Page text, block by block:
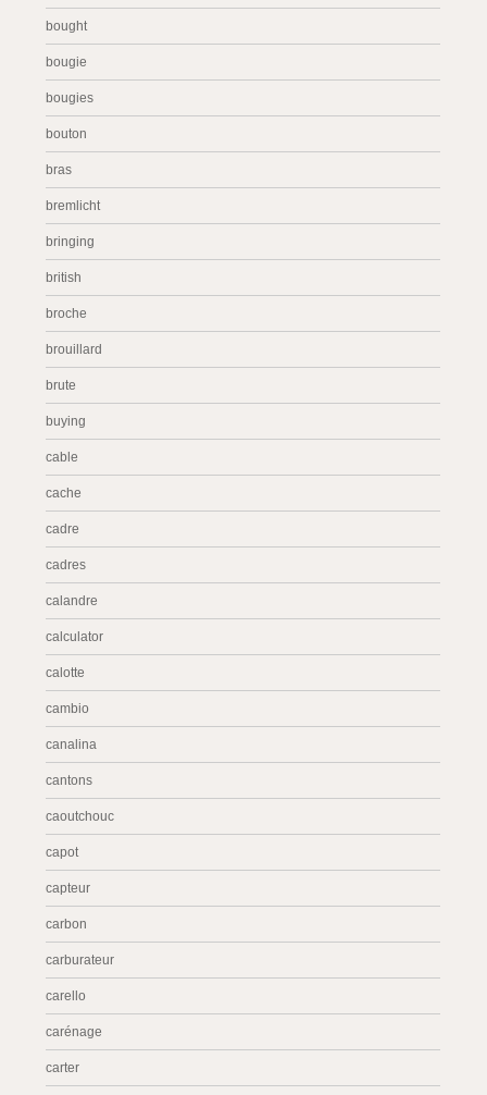
bought
bougie
bougies
bouton
bras
bremlicht
bringing
british
broche
brouillard
brute
buying
cable
cache
cadre
cadres
calandre
calculator
calotte
cambio
canalina
cantons
caoutchouc
capot
capteur
carbon
carburateur
carello
carénage
carter